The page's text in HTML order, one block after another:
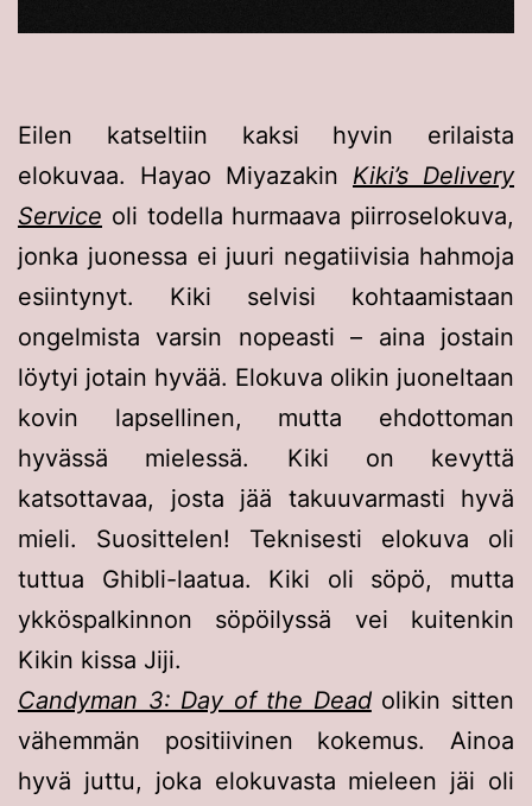
Eilen katseltiin kaksi hyvin erilaista
elokuvaa. Hayao Miyazakin Kiki’s Delivery
Service oli todella hurmaava piirroselokuva,
jonka juonessa ei juuri negatiivisia hahmoja
esiintynyt. Kiki selvisi kohtaamistaan
ongelmista varsin nopeasti – aina jostain
löytyi jotain hyvää. Elokuva olikin juoneltaan
kovin lapsellinen, mutta ehdottoman
hyvässä mielessä. Kiki on kevyttä
katsottavaa, josta jää takuuvarmasti hyvä
mieli. Suosittelen! Teknisesti elokuva oli
tuttua Ghibli-laatua. Kiki oli söpö, mutta
ykköspalkinnon söpöilyssä vei kuitenkin
Kikin kissa Jiji.
Candyman 3: Day of the Deadolikin sitten
vähemmän positiivinen kokemus. Ainoa
hyvä juttu, joka elokuvasta mieleen jäi oli